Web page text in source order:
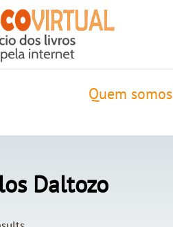
Quem somos
Daltozo